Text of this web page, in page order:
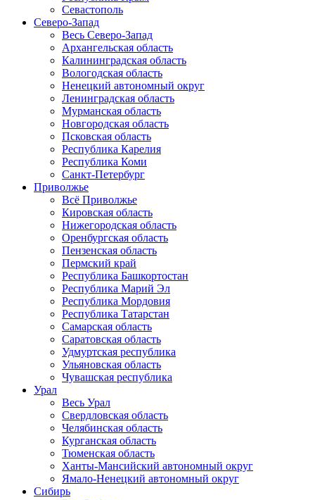
Севастополь
Северо-Запад
Весь Северо-Запад
Архангельская область
Калининградская область
Вологодская область
Ненецкий автономный округ
Ленинградская область
Мурманская область
Новгородская область
Псковская область
Республика Карелия
Республика Коми
Санкт-Петербург
Приволжье
Всё Приволжье
Кировская область
Нижегородская область
Оренбургская область
Пензенская область
Пермский край
Республика Башкортостан
Республика Марий Эл
Республика Мордовия
Республика Татарстан
Самарская область
Саратовская область
Удмуртская республика
Ульяновская область
Чувашская республика
Урал
Весь Урал
Свердловская область
Челябинская область
Курганская область
Тюменская область
Ханты-Мансийский автономный округ
Ямало-Ненецкий автономный округ
Сибирь